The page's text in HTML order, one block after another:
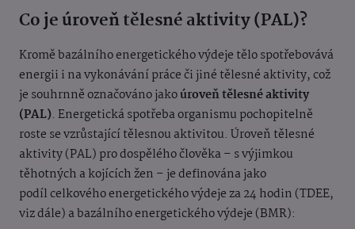
Co je úroveň tělesné aktivity (PAL)?
Kromě bazálního energetického výdeje tělo spotřebovává
energii i na vykonávání práce či jiné tělesné aktivity, což
je souhrnně označováno jakoúroveň tělesné aktivity
(PAL). Energetická spotřeba organismu pochopitelně
roste se vzrůstající tělesnou aktivitou. Úroveň tělesné
aktivity (PAL) pro dospělého člověka – s výjimkou
těhotných a kojících žen – je definována jako
podíl celkového energetického výdeje za 24 hodin (TDEE,
viz dále) a bazálního energetického výdeje (BMR):